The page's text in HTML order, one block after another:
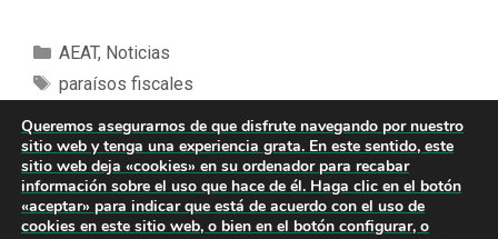
AEAT, Noticias
paraísos fiscales
1 2 3 Siguiente →
Queremos asegurarnos de que disfrute navegando por nuestro
sitio web y tenga una experiencia grata. En este sentido, este
sitio web deja «cookies» en su ordenador para recabar
información sobre el uso que hace de él. Haga clic en el botón
«aceptar» para indicar que está de acuerdo con el uso de
cookies en este sitio web, o bien en el botón configurar, o